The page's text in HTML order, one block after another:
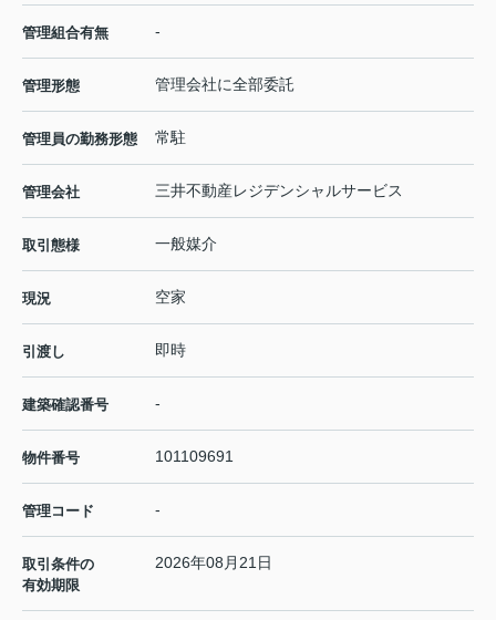
管理組合有無 -
管理形態 管理会社に全部委託
管理員の勤務形態 常駐
管理会社 三井不動産レジデンシャルサービス
取引態様 一般媒介
現況 空家
引渡し 即時
建築確認番号 -
物件番号 101109691
管理コード -
取引条件の
有効期限
2026年08月21日